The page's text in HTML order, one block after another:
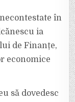
în
ia
de Finanțe,
economice
să dovedesc